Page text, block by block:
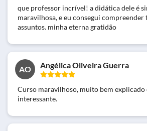
que professor incrível! a didática dele é
maravilhosa, e eu consegui
assuntos. minha eterna gratidão
AO Angélica Oliveira Guerra
Curso maravilhoso, muito bem explicado
interessante.